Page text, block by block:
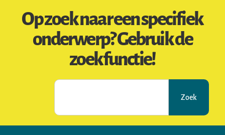
Op zoek naar een specifiek
onderwerp? Gebruik de
zoekfunctie!
Zoek